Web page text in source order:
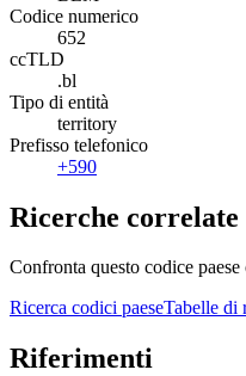
Codice numerico
652
ccTLD
.bl
Tipo di entità
territory
Prefisso telefonico
+590
Ricerche correlate
Confronta questo codice
Ricerca codici paeseTabelle di
Riferimenti